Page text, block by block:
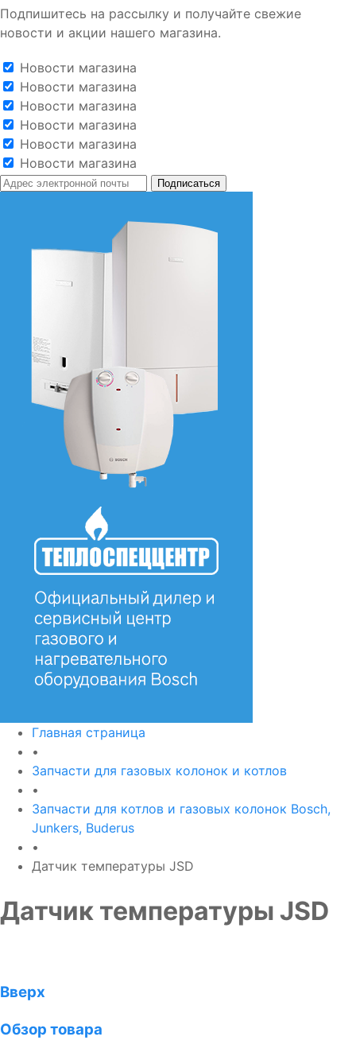
Подпишитесь на рассылку и получайте свежие
новости и акции нашего магазина.
Новости магазина
Новости магазина
Новости магазина
Новости магазина
Новости магазина
Новости магазина
Главная страница
•
Запчасти для газовых колонок и котлов
•
Запчасти для котлов и газовых колонок Bosch,
Junkers, Buderus
•
Датчик температуры JSD
Датчик температуры JSD
Вверх
Обзор товара